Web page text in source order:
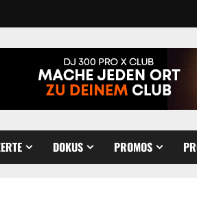
DOKUS PROMOS